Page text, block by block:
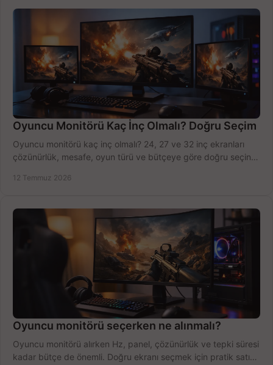
Oyuncu Monitörü Kaç İnç Olmalı? Doğru Seçim
Oyuncu monitörü kaç inç olmalı? 24, 27 ve 32 inç ekranları
çözünürlük, mesafe, oyun türü ve bütçeye göre doğru seçin,
12 Temmuz 2026
Oyuncu monitörü seçerken ne alınmalı?
Oyuncu monitörü alırken Hz, panel, çözünürlük ve tepki süresi
kadar bütçe de önemli. Doğru ekranı seçmek için pratik satın